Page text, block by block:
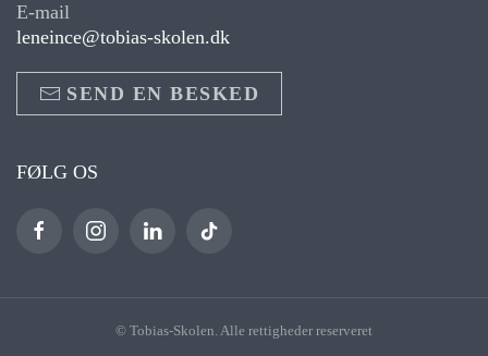
E-mail
leneince@tobias-skolen.dk
SEND EN BESKED
FØLG OS
© Tobias-Skolen. Alle rettigheder reserveret